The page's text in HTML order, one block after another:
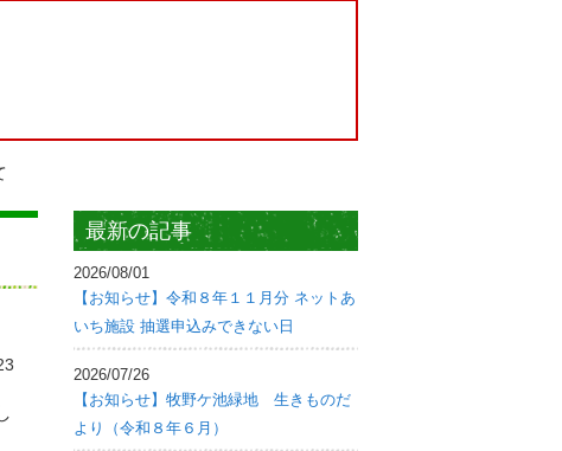
最新の記事
2026/08/01
【お知らせ】令和８年１１月分 ネットあ
いち施設 抽選申込みできない日
2026/07/26
【お知らせ】牧野ケ池緑地 生きものだ
より（令和８年６月）